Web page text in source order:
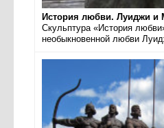
История любви. Луиджи и
Скульптура «История
необыкновенной любви